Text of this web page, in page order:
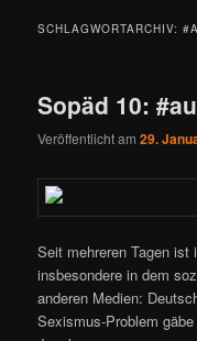
SCHLAGWORTARCHIV:
Sopäd 10:
Veröffentlicht am29.
Seit mehreren Tagen ist
insbesondere in dem
anderen Medien:
Sexismus-Problem